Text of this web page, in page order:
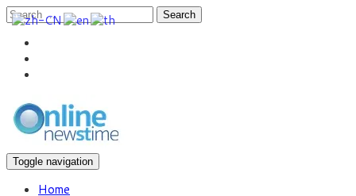
Search
Toggle navigation
Home